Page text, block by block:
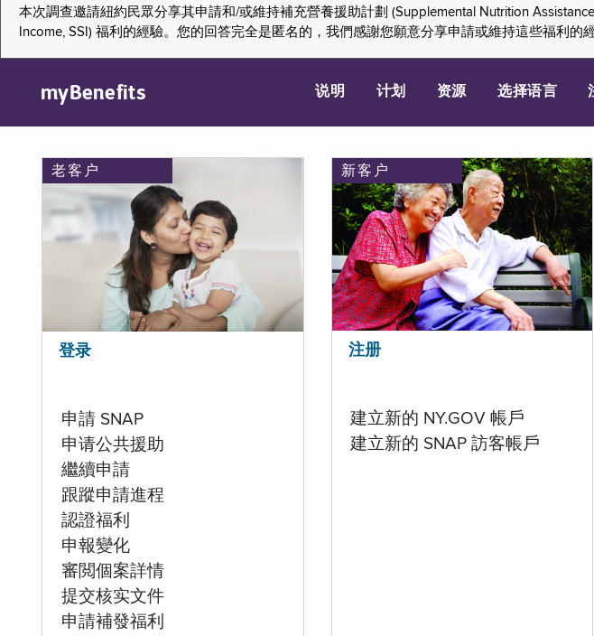
本次調查邀請紐約民眾分享其申請和/或維持補充營養援助計劃 (Supplemental Nutrition
Income, SSI) 福利的經驗。您的回答完全是匿名的，我們感謝您願意分享申請或維持這些福利的
myBenefits 说明 计划 资源 选择语言
老客户
登录
申請 SNAP
申请公共援助
繼續申請
跟蹤申請進程
認證福利
申報變化
審閲個案詳情
提交核实文件
申請補發福利
新客户
注册
建立新的 NY.GOV 帳戶
建立新的 SNAP 訪客帳戶